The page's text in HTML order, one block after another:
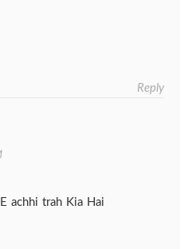
Reply
achhi trah Kia Hai